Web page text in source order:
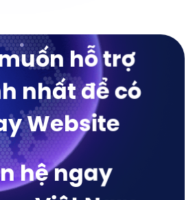
hỗ trợ
nhất để có
Website
hệ ngay